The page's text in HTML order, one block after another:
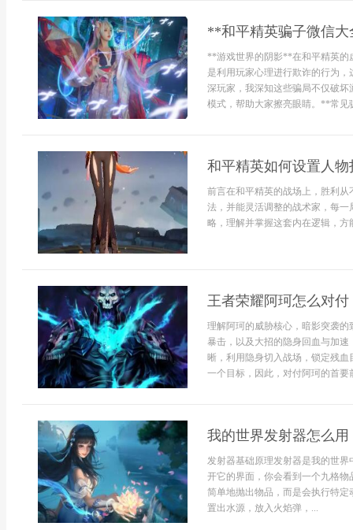
**和平精英骗子微信
**游戏世界的阴影**在和平精英的
是利用玩家心理进行欺诈的行为
深玩家，我深知这些骗局不仅破
模式，帮助大家擦亮眼睛。**常
和平精英如何设置人
前言在和平精英的战场上，胜利
法，并能灵活调整的战术家，每
略，理解并掌握这套内在逻辑，方
王者荣耀阿珂怎么对
理解阿珂的威胁核心，暗影突袭
暴击，以及大招的隐身回血与加
晰，利用隐身切入战场，锁定残
一个目标，因此，对付阿珂的首要
我的世界发射器怎么
发射器基础原理发射器是我的世
开它的界面，你会看到一个九格
简单地抛出物品，而是会执行特
置出水源，放入火焰弹，...